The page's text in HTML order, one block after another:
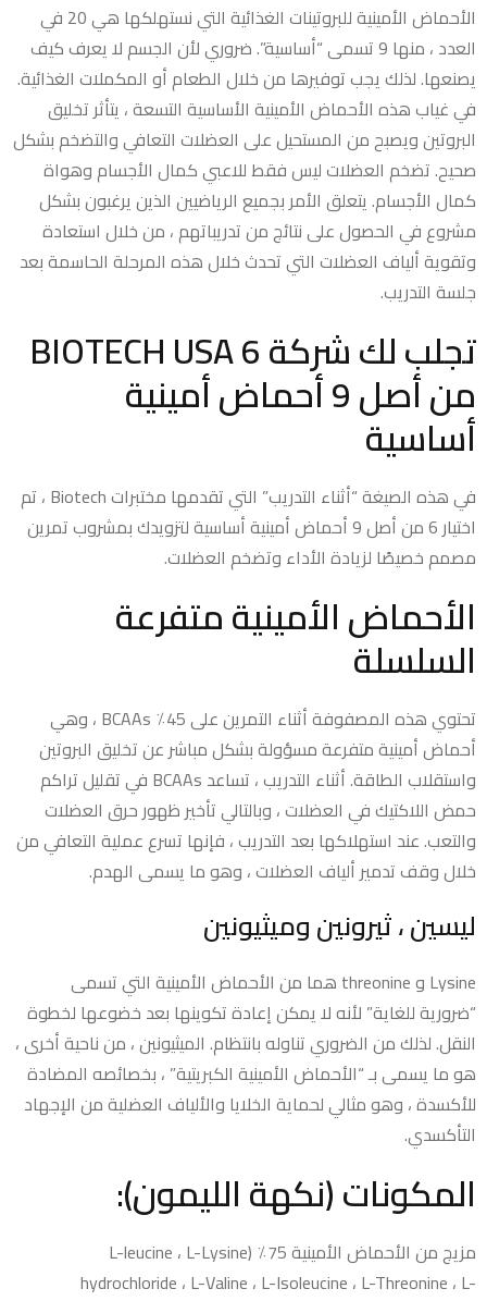
الأحماض الأمينية للبروتينات الغذائية التي نستهلكها هي 20 في
العدد ، منها 9 تسمى “أساسية”. ضروري لأن الجسم لا يعرف كيف
يصنعها. لذلك يجب توفيرها من خلال الطعام أو المكملات الغذائية.
في غياب هذه الأحماض الأمينية الأساسية التسعة ، يتأثر تخليق
البروتين ويصبح من المستحيل على العضلات التعافي والتضخم بشكل
صحيح. تضخم العضلات ليس فقط للاعبي كمال الأجسام وهواة
كمال الأجسام. يتعلق الأمر بجميع الرياضيين الذين يرغبون بشكل
مشروع في الحصول على نتائج من تدريباتهم ، من خلال استعادة
وتقوية ألياف العضلات التي تحدث خلال هذه المرحلة الحاسمة بعد
جلسة التدريب.
تجلب لك شركة BIOTECH USA 6
من أصل 9 أحماض أمينية
أساسية
في هذه الصيغة “أثناء التدريب” التي تقدمها مختبرات Biotech ، تم
اختيار 6 من أصل 9 أحماض أمينية أساسية لتزويدك بمشروب تمرين
مصمم خصيصًا لزيادة الأداء وتضخم العضلات.
الأحماض الأمينية متفرعة
السلسلة
تحتوي هذه المصفوفة أثناء التمرين على 45٪ BCAAs ، وهي
أحماض أمينية متفرعة مسؤولة بشكل مباشر عن تخليق البروتين
واستقلاب الطاقة. أثناء التدريب ، تساعد BCAAs في تقليل تراكم
حمض اللاكتيك في العضلات ، وبالتالي تأخير ظهور حرق العضلات
والتعب. عند استهلاكها بعد التدريب ، فإنها تسرع عملية التعافي من
خلال وقف تدمير ألياف العضلات ، وهو ما يسمى الهدم.
ليسين ، ثيرونين وميثيونين
Lysine و threonine هما من الأحماض الأمينية التي تسمى
“ضرورية للغاية” لأنه لا يمكن إعادة تكوينها بعد خضوعها لخطوة
النقل. لذلك من الضروري تناوله بانتظام. الميثيونين ، من ناحية أخرى ،
هو ما يسمى بـ “الأحماض الأمينية الكبريتية” ، بخصائصه المضادة
للأكسدة ، وهو مثالي لحماية الخلايا والألياف العضلية من الإجهاد
التأكسدي.
المكونات (نكهة الليمون):
مزيج من الأحماض الأمينية 75٪ (L-leucine ، L-Lysine
hydrochloride ، L-Valine ، L-Isoleucine ، L-Threonine ، L-